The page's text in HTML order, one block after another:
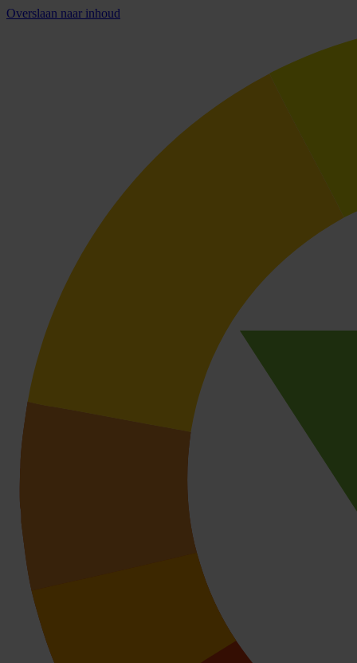
Overslaan naar inhoud